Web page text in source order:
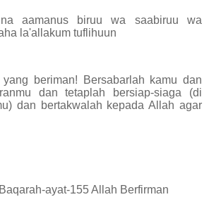
aamanus biruu wa saabiruu wa
la'allakum tuflihuun
beriman! Bersabarlah kamu dan
dan tetaplah bersiap-siaga (di
dan bertakwalah kepada Allah agar
ayat-155 Allah Berfirman